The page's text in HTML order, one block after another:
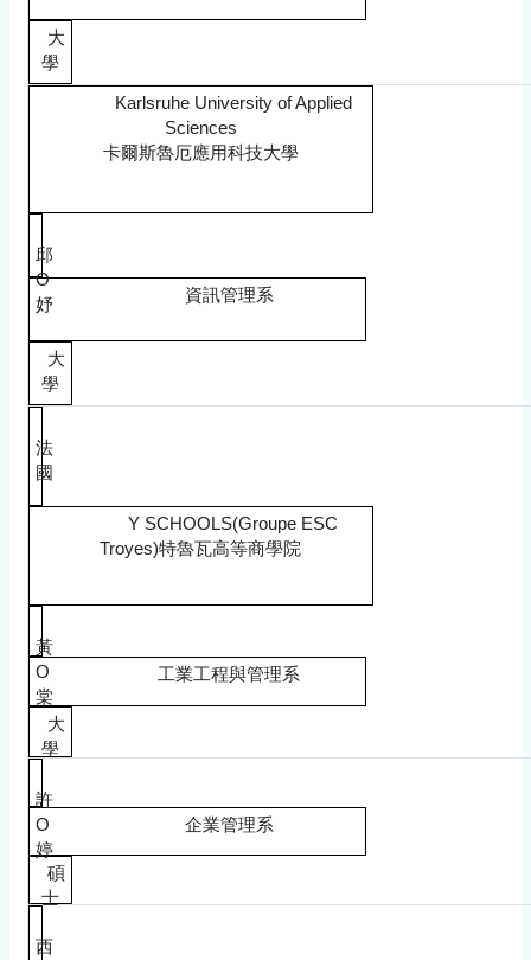
大
學
Karlsruhe University of Applied
Sciences
卡爾斯魯厄應用科技大學
邱
O
妤
資訊管理系
大
學
法
國
Y SCHOOLS(Groupe ESC
Troyes)特魯瓦高等商學院
黃
O
棠
工業工程與管理系
大
學
許
O
婷
企業管理系
碩
士
西